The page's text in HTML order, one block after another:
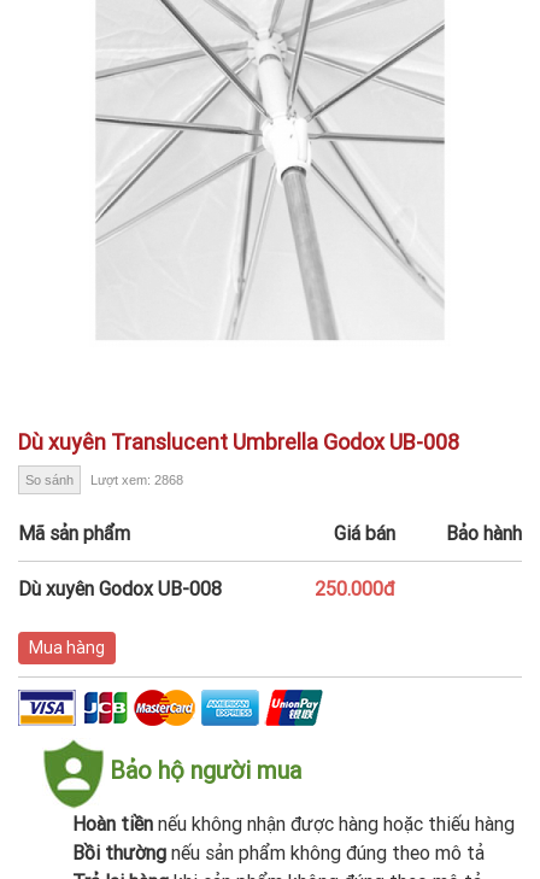
Dù xuyên Translucent Umbrella Godox UB-008
So sánh Lượt xem: 2868
Mã sản phẩm Giá bán Bảo hành
Dù xuyên Godox UB-008 250.000đ
Mua hàng
Bảo hộ người mua
Hoàn tiền nếu không nhận được hàng hoặc thiếu hàng
Bồi thường nếu sản phẩm không đúng theo mô tả